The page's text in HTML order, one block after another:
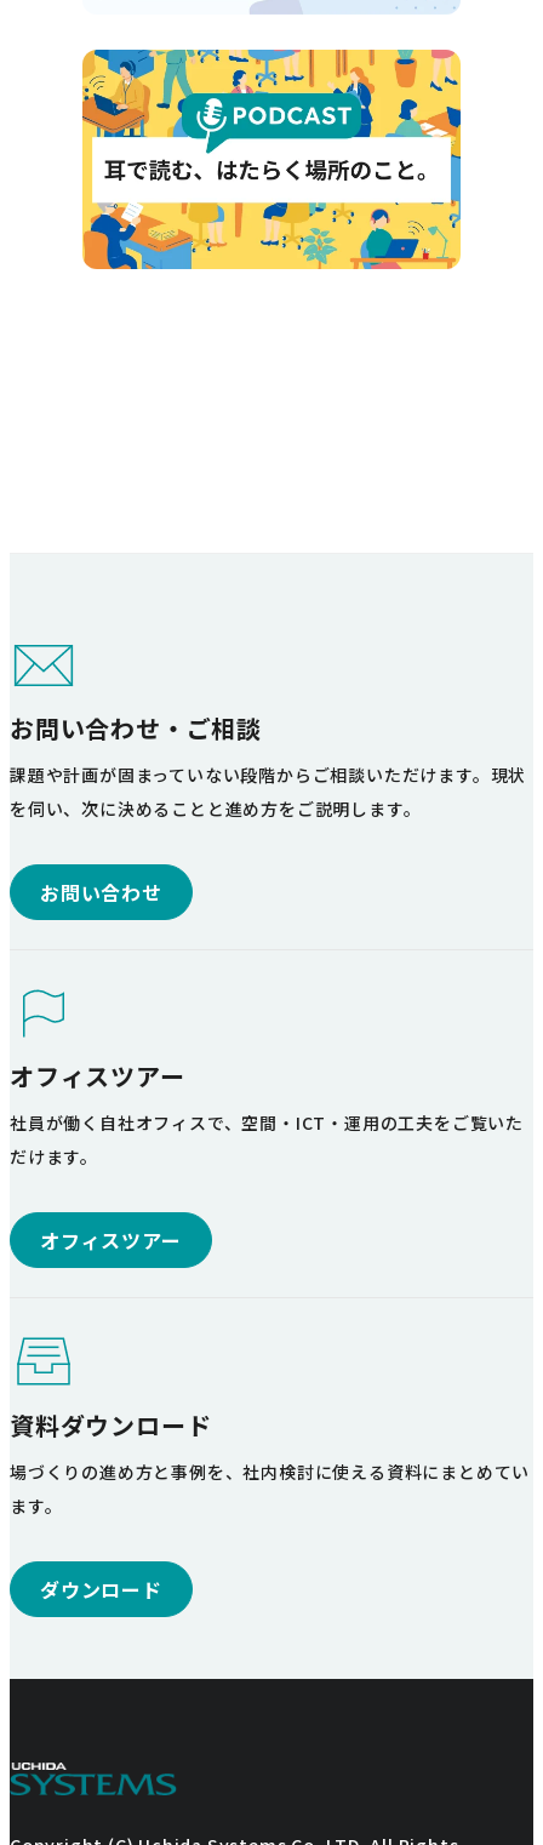
お問い合わせ・ご相談
課題や計画が固まっていない段階からご相談いただけます。現状
を伺い、次に決めることと進め方をご説明します。
お問い合わせ
オフィスツアー
社員が働く自社オフィスで、空間・ICT・運用の工夫をご覧いた
だけます。
オフィスツアー
資料ダウンロード
場づくりの進め方と事例を、社内検討に使える資料にまとめてい
ます。
ダウンロード